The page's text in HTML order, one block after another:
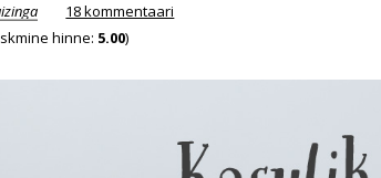
18 kommentaari
hinne: 5.00)